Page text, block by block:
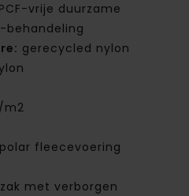
PCF-vrije duurzame
behandeling
gerecycled nylon
m2
fleecevoering
met verborgen